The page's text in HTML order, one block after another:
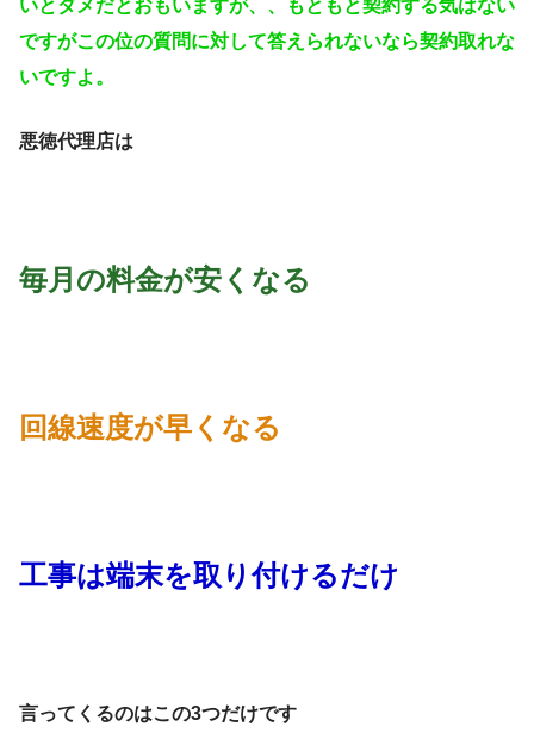
いとダメだとおもいますが、、もともと契約する気はない
ですがこの位の質問に対して答えられないなら契約取れな
いですよ。
悪徳代理店は
毎月の料金が安くなる
回線速度が早くなる
工事は端末を取り付けるだけ
言ってくるのはこの3つだけです